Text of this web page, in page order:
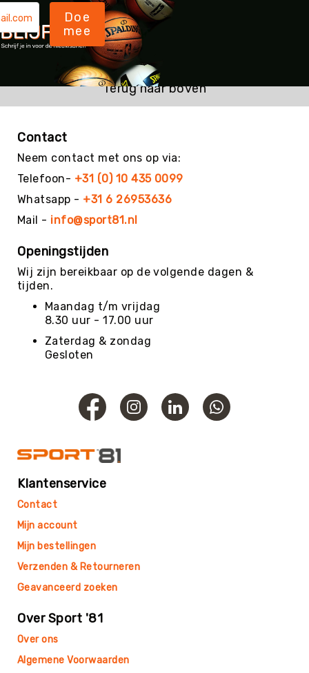
KanJam
Kin-
Ball
Omnikin®
Klimmen
Lacrosse
Mountainbiken
(MTB)
Oriëntatie
Pickleball
Pilates
Ball
Rugby
Slacklinen
Skate
Speedbadminton
Squash
Tafeltennis
Tafelvoetbal
Tchoukbal
Tchouks
Ballen
Tennis
Doe
mee
Terug naar boven
Contact
Neem contact met ons op via:
Telefoon- +31 (0) 10 435 0099
Whatsapp - +31 6 26953636
Mail - info@sport81.nl
Openingstijden
Wij zijn bereikbaar op de volgende dagen &
tijden.
Maandag t/m vrijdag
8.30 uur - 17.00 uur
Zaterdag & zondag
Gesloten
Klantenservice
Contact
Mijn account
Mijn bestellingen
Verzenden & Retourneren
Geavanceerd zoeken
Over Sport '81
Over ons
Algemene Voorwaarden